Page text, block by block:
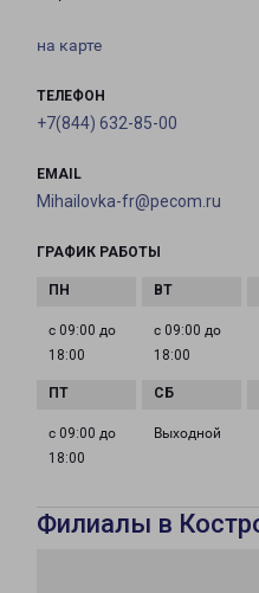
на карте
ТЕЛЕФОН
+7(844) 632-85-00
EMAIL
Mihailovka-fr@pecom.ru
ГРАФИК РАБОТЫ
с 09:00 до
18:00
с 09:00 до
18:00
с 09:00 до
18:00
Выходной
Филиалы в